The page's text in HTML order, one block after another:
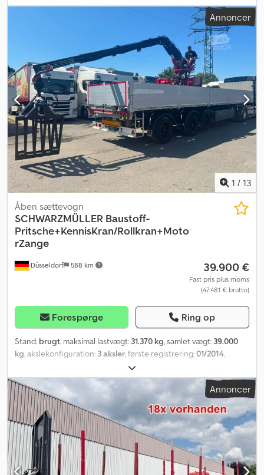
lastepladshøjde:800 mm, Intern nr.: Schwarzmüller
Schwarzmüller * T 202 * Tipperkasse til byggematerialer * 2-
akslet Dcedpfx Aszfw Tvjkwjk * SAF-aksler * Tilladt totalvægt
18.000 kg Indbytningsmulighed Finansiering fra 3,99 % Fejl og
mellemsalg forbeholdes! Oplysningerne i denne annonce er
uforpligtende beskrivelser og udgør ikke garanterede
egenskaber. Sælger påtager sig intet ansvar for tastefejl og fejl i
dataoverførsel. Den angivne udstyr skal kontrolleres separat. Alle
oplysninger i annoncerne er uforpligtende! Levering i hele landet
efter aftale Åbningstider: Mandag til torsdag fra 9.00 til 17.00
Fredag fra 9.00 til 14.00 og efter aftale!!!
Annoncer
1 / 13
Düsseldorf 588 km
Åben sættevogn
SCHWARZMÜLLER Baustoff-
Pritsche+KennisKran/Rollkran+Moto
rZange
39.900 €
Fast pris plus moms
(47.481 € brutto)
Forespørge Ring op
Stand: brugt, maksimal lastvægt: 31.370 kg, samlet vægt: 39.000
kg, akslekonfiguration: 3 aksler, første registrering:01/2014,
, læsningsbredde:
lastepladshøjde:1.000 mm, samlet bredde:2.500 mm, Udstyr:ABS,
kran, * Schwarzmüller J-serie D50E0, ladplatform til
byggematerialer * Kennis rullekran med egen dieselmotor * Kan
flyttes/køres langs hele længden * + Hydraulisk tang * 1. aksel:
løfteaksel * 3. aksel: styrbar aksel * Sidevægge * ABS * EBS * 1.
ejer, tyskregistreret Dcodpfx Akezp T Ecjwek * Bagpå: 2 x bagklap
(portalklap) * TÜV-godkendelse kan tilkøbes (ny) * Traileren er
Autag-godkendt og kræver ikke et PTO-system (kraftudtag)
Annoncer